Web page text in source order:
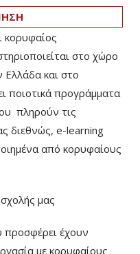
κορυφαίος
στο χώρο
Ελλάδα και στο
ποιοτικά προγράμματα
πληρούν τις
διεθνώς, e-learning
από κορυφαίους
μας
έχουν
με κορυφαίους